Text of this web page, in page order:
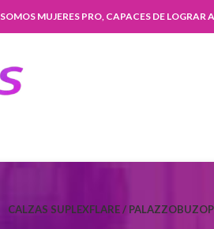
SOMOS MUJERES PRO, CAPACES DE
CALZAS SUPLEXFLARE / PALAZZOBUZO